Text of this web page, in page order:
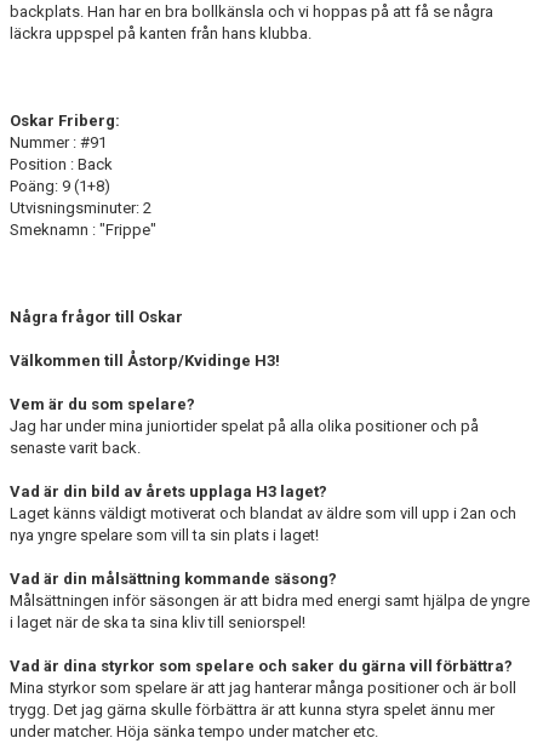
backplats. Han har en bra bollkänsla och vi hoppas på att få se några
läckra uppspel på kanten från hans klubba.
Oskar Friberg:
Nummer : #91
Position : Back
Poäng: 9 (1+8)
Utvisningsminuter: 2
Smeknamn : "Frippe"
Några frågor till Oskar
Välkommen till Åstorp/Kvidinge H3!
Vem är du som spelare?
Jag har under mina juniortider spelat på alla olika positioner och på
senaste varit back.
Vad är din bild av årets upplaga H3 laget?
Laget känns väldigt motiverat och blandat av äldre som vill upp i 2an och
nya yngre spelare som vill ta sin plats i laget!
Vad är din målsättning kommande säsong?
Målsättningen inför säsongen är att bidra med energi samt hjälpa de yngre
i laget när de ska ta sina kliv till seniorspel!
Vad är dina styrkor som spelare och saker du gärna vill förbättra?
Mina styrkor som spelare är att jag hanterar många positioner och är boll
trygg. Det jag gärna skulle förbättra är att kunna styra spelet ännu mer
under matcher. Höja sänka tempo under matcher etc.